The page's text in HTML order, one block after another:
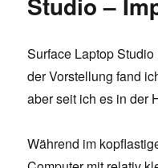
Surface Laptop
der Vorstellung fand
aber seit ich es in der
Während im